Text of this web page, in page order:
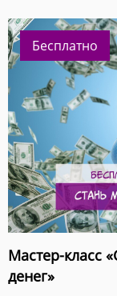
Бесплатно
Мастер-класс
денег»